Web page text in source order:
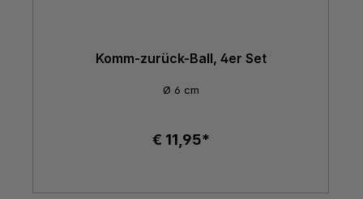
Komm-zurück-Ball, 4er Set
Ø 6 cm
€ 11,95*